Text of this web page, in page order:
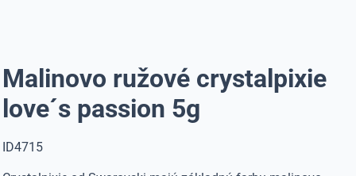
Malinovo ružové crystalpixie
love´s passion 5g
ID4715